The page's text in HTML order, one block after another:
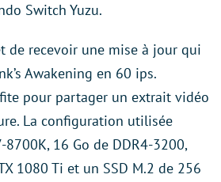
Switch Yuzu.
de recevoir une mise à jour qui
Awakening en 60 ips.
pour partager un extrait vidéo
La configuration utilisée
16 Go de DDR4-3200,
1080 Ti et un SSD M.2 de 256